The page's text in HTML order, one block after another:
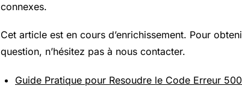
connexes.
Cet article est en cours d’enrichissement. Pour
question, n’hésitez pas à nous contacter.
Guide Pratique pour Resoudre le Code Erreur